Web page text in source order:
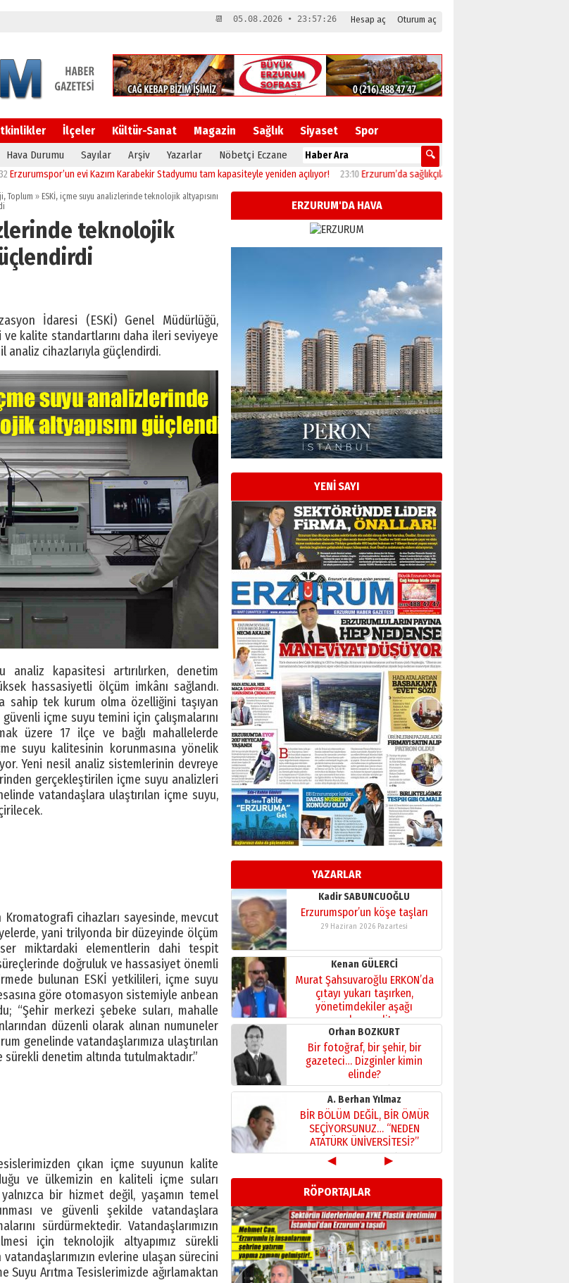
Hesap aç Oturum aç
📆 05.08.2026 • 23:57:27
İlçeler Kültür-Sanat Magazin Sağlık Siyaset Spor
Hava Durumu Sayılar Arşiv Yazarlar Nöbetçi Eczane
evi Kazım Karabekir Stadyumu tam kapasiteyle yeniden açılıyor! 23:10Erzurum’da sağlıkçılar Gazze için 142. kez yürüdü!
,Toplum » ESKİ, içme suyu analizlerinde teknolojik altyapısını
teknolojik
İdaresi (ESKİ) Genel Müdürlüğü,
kalite standartlarını daha ileri seviyeye
analiz cihazlarıyla güçlendirdi.
analiz kapasitesi artırılırken, denetim
hassasiyetli ölçüm imkânı sağlandı.
sahip tek kurum olma özelliğini taşıyan
içme suyu temini için çalışmalarını
üzere 17 ilçe ve bağlı mahallelerde
suyu kalitesinin korunmasına yönelik
Yeni nesil analiz sistemlerinin devreye
gerçekleştirilen içme suyu analizleri
vatandaşlara ulaştırılan içme suyu,
Kromatografi cihazları sayesinde, mevcut
yani trilyonda bir düzeyinde ölçüm
miktardaki elementlerin dahi tespit
doğruluk ve hassasiyet önemli
bulunan ESKİ yetkilileri, içme suyu
göre otomasyon sistemiyle anbean
“Şehir merkezi şebeke suları, mahalle
düzenli olarak alınan numuneler
genelinde vatandaşlarımıza ulaştırılan
denetim altında tutulmaktadır.”
çıkan içme suyunun kalite
ve ülkemizin en kaliteli içme suları
bir hizmet değil, yaşamın temel
ve güvenli şekilde vatandaşlara
sürdürmektedir. Vatandaşlarımızın
için teknolojik altyapımız sürekli
evlerine ulaşan sürecini
Arıtma Tesislerimizde ağırlamaktan
ERZURUM'DA HAVA
YENİ SAYI
YAZARLAR
Esat BİNDESEN
Başkan Sekmen’den Erzurum’a
bir vizyon proje daha!
02 Ağustos 2026 Pazar
Kadir SABUNCUOĞLU
Erzurumspor’un köşe taşları
29 Haziran 2026 Pazartesi
Kenan GÜLERCİ
Murat Şahsuvaroğlu ERKON’da
çıtayı yukarı taşırken,
yönetimdekiler aşağı
çekmemeli!
17 Şubat 2026 SalıOrhan BOZKURT
Bir fotoğraf, bir şehir, bir
gazeteci… Dizginler kimin
elinde?
31 Mart 2026 Salı
A. Berhan Yılmaz
BİR BÖLÜM DEĞİL, BİR ÖMÜR
SEÇİYORSUNUZ… “NEDEN
ATATÜRK ÜNİVERSİTESİ?”
28 Temmuz 2026 Salı
Ahmet Gökhan YAZICI
Ahmed Yesevi’den bir
Alperen… ”Reisimiz” idi…
Hakka yürüdü.!
26 Mart 2026 Perşembe
Cem Bakırcı
Ardında bıraktığı hatıralarıyla
gönül adamı Faruk Terzioğlu!
13 Mayıs 2026 Çarşamba
Esat BİNDESEN
Başkan Sekmen’den Erzurum’a
bir vizyon proje daha!
02 Ağustos 2026 Pazar
Kadir SABUNCUOĞLU
Erzurumspor’un köşe taşları
29 Haziran 2026 Pazartesi
Kenan GÜLERCİ
Murat Şahsuvaroğlu ERKON’da
çıtayı yukarı taşırken,
yönetimdekiler aşağı
çekmemeli!
17 Şubat 2026 SalıOrhan BOZKURT
Bir fotoğraf, bir şehir, bir
gazeteci… Dizginler kimin
elinde?
31 Mart 2026 Salı
A. Berhan Yılmaz
BİR BÖLÜM DEĞİL, BİR ÖMÜR
SEÇİYORSUNUZ… “NEDEN
ATATÜRK ÜNİVERSİTESİ?”
28 Temmuz 2026 Salı
Ahmet Gökhan YAZICI
Ahmed Yesevi’den bir
Alperen… ”Reisimiz” idi…
Hakka yürüdü.!
26 Mart 2026 Perşembe
Cem Bakırcı
Ardında bıraktığı hatıralarıyla
gönül adamı Faruk Terzioğlu!
13 Mayıs 2026 Çarşamba
◀ ▶
RÖPORTAJLAR